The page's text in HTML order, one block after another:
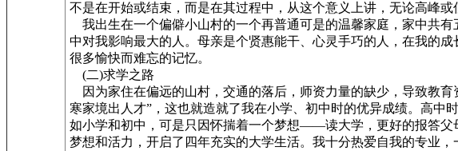
不是在开始或结束，而是在其过程中，从这个意义上讲，无论高峰
我出生在一个偏僻小山村的一个再普通可是的温馨家庭，家中共
中对我影响最大的人。母亲是个贤惠能干、心灵手巧的人，在我的
很多愉快而难忘的记忆。
(二)求学之路
因为家住在偏远的山村，交通的落后，师资力量的缺少，导致教
寒家境出人才”，这也就造就了我在小学、初中时的优异成绩。高
如小学和初中，可是只因怀揣着一个梦想——读大学，更好的报答父
梦想和活力，开启了四年充实的大学生活。我十分热爱自我的专业